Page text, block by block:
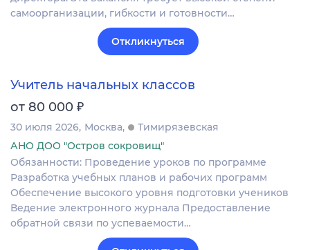
самоорганизации, гибкости и готовности…
Откликнуться
Учитель начальных классов
от 80 000 ₽
30 июля 2026 Москва
Тимирязевская
АНО ДОО "Остров сокровищ"
Обязанности: Проведение уроков по программе
Разработка учебных планов и рабочих программ
Обеспечение высокого уровня подготовки учеников
Ведение электронного журнала Предоставление
обратной связи по успеваемости…